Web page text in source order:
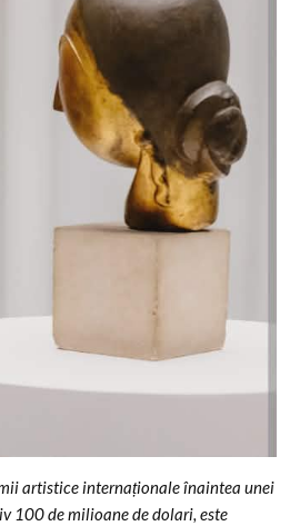
artistice internaționale înaintea unei
100 de milioane de dolari, este